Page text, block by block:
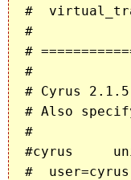
#
#
#
#
# Cyrus 2.1.5
# Also
#
#cyrus
#